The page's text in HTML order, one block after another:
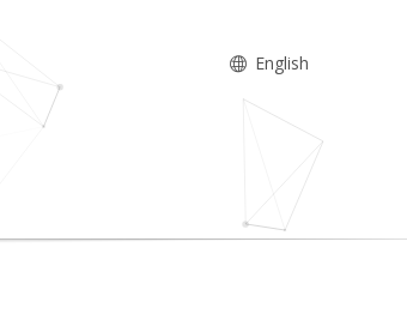
English